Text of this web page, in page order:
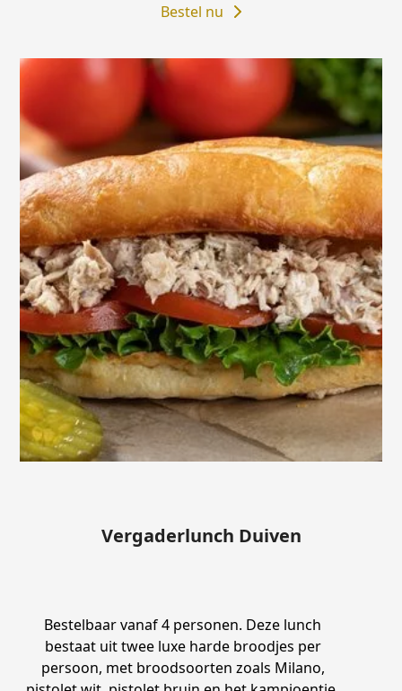
Bestel nu
Vergaderlunch Duiven
Bestelbaar vanaf 4 personen. Deze lunch
bestaat uit twee luxe harde broodjes per
persoon, met broodsoorten zoals Milano,